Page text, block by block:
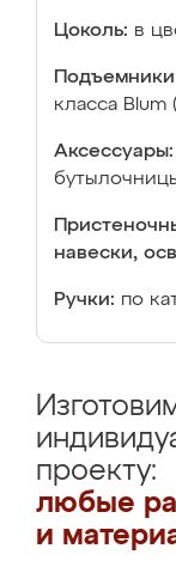
Цоколь: в
Подъемники
класса
Аксессуары:
навески,
Ручки: по
проекту:
любые
и